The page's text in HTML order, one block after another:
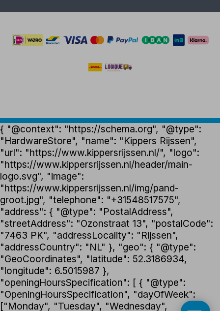
{ "@context": "https://schema.org", "@type":
"HardwareStore", "name": "Kippers Rijssen",
"url": "https://www.kippersrijssen.nl/", "logo":
"https://www.kippersrijssen.nl/header/main-
logo.svg", "image":
"https://www.kippersrijssen.nl/img/pand-
groot.jpg", "telephone": "+31548517575",
"address": { "@type": "PostalAddress",
"streetAddress": "Ozonstraat 13", "postalCode":
"7463 PK", "addressLocality": "Rijssen",
"addressCountry": "NL" }, "geo": { "@type":
"GeoCoordinates", "latitude": 52.3186934,
"longitude": 6.5015987 },
"openingHoursSpecification": [ { "@type":
"OpeningHoursSpecification", "dayOfWeek":
["Monday", "Tuesday", "Wednesday",